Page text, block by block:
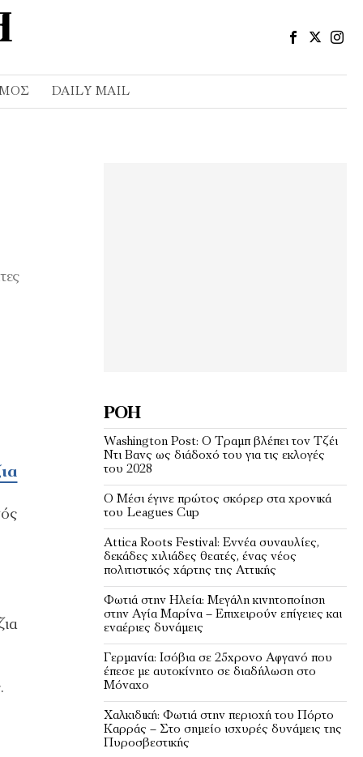
DAILY MAIL
ΡΟΉ
Washington Post: Ο Τραμπ βλέπει τον Τζέι
Ντι Βανς ως διάδοχό του για τις εκλογές
του 2028
Ο Μέσι έγινε πρώτος σκόρερ στα χρονικά
του Leagues Cup
Attica Roots Festival: Εννέα συναυλίες,
δεκάδες χιλιάδες θεατές, ένας νέος
πολιτιστικός χάρτης της Αττικής
Φωτιά στην Ηλεία: Μεγάλη κινητοποίηση
στην Αγία Μαρίνα – Επιχειρούν επίγειες και
εναέριες δυνάμεις
Γερμανία: Ισόβια σε 25χρονο Αφγανό που
έπεσε με αυτοκίνητο σε διαδήλωση στο
Μόναχο
Χαλκιδική: Φωτιά στην περιοχή του Πόρτο
Καρράς – Στο σημείο ισχυρές δυνάμεις της
Πυροσβεστικής